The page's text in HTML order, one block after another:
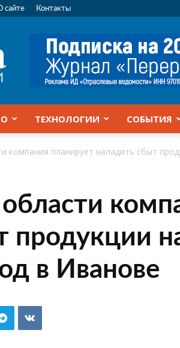
сайте Контакты
ТЕХНОЛОГИИ СОБЫТИЯ
компания планирует наладить сбыт
продукции
в Иванове